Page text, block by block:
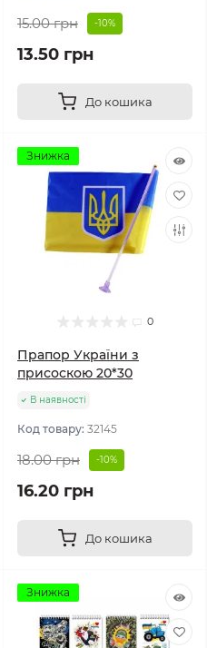
15.00 грн -10%
13.50 грн
До кошика
Знижка
0
Прапор України з
присоскою 20*30
В наявності
Код товару: 32145
18.00 грн -10%
16.20 грн
До кошика
Знижка